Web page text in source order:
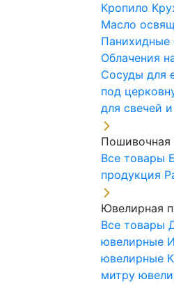
Кропило
Масло
Панихидные
Облачения
Сосуды для
под
для свечей
Пошивочная
Все товары
продукция
Ювелирная
Все товары
ювелирные
ювелирные
митру